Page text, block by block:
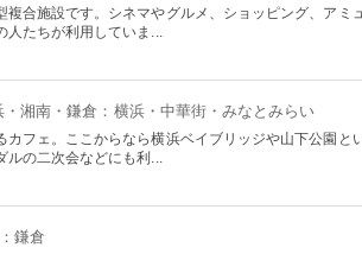
合施設です。シネマやグルメ、ショッピング、アミ
人たちが利用していま...
・湘南・鎌倉：横浜・中華街・みなとみらい
フェ。ここからなら横浜ベイブリッジや山下公園と
ルの二次会などにも利...
鎌倉